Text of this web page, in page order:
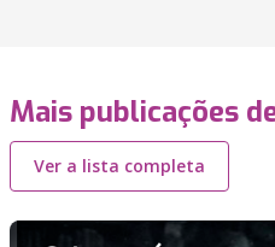
Mais publicações
Ver a lista completa